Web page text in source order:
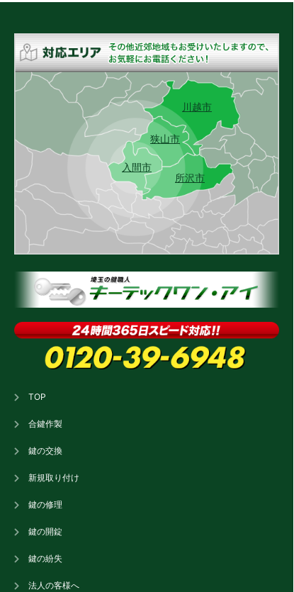
入間市
狭山市
所沢市
川越市
TOP
合鍵作製
鍵の交換
新規取り付け
鍵の修理
鍵の開錠
鍵の紛失
法人の客様へ